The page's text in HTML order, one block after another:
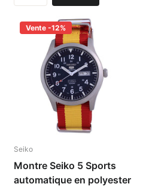
Vente -12%
Seiko
Montre Seiko 5 Sports
automatique en polyester